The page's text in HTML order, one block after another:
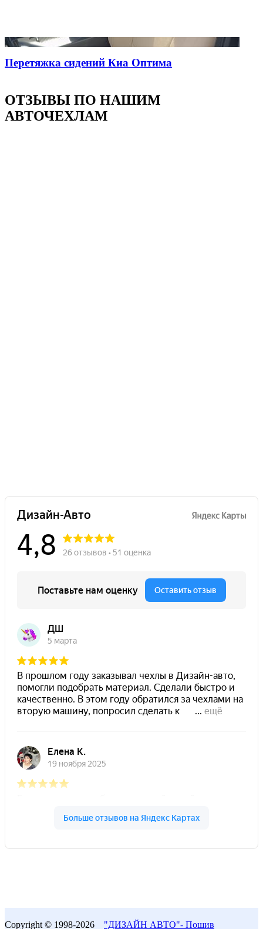
Перетяжка сидений Киа Оптима
ОТЗЫВЫ ПО НАШИМ
АВТОЧЕХЛАМ
Copyright © 1998-2026 "ДИЗАЙН АВТО"- Пошив